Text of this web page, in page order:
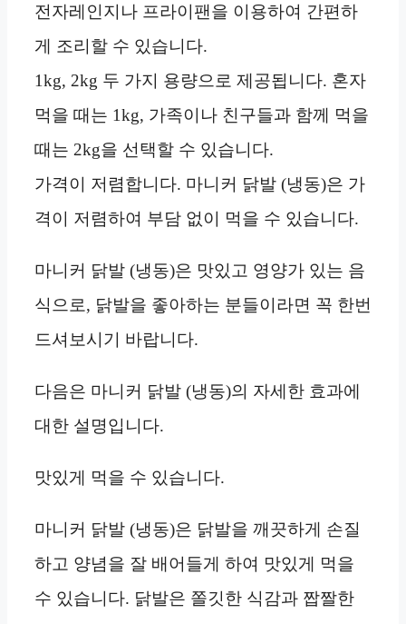
전자레인지나 프라이팬을 이용하여 간편하
게 조리할 수 있습니다.
1kg, 2kg 두 가지 용량으로 제공됩니다. 혼자
먹을 때는 1kg, 가족이나 친구들과 함께 먹을
때는 2kg을 선택할 수 있습니다.
가격이 저렴합니다. 마니커 닭발 (냉동)은 가
격이 저렴하여 부담 없이 먹을 수 있습니다.
마니커 닭발 (냉동)은 맛있고 영양가 있는 음
식으로, 닭발을 좋아하는 분들이라면 꼭 한번
드셔보시기 바랍니다.
다음은 마니커 닭발 (냉동)의 자세한 효과에
대한 설명입니다.
맛있게 먹을 수 있습니다.
마니커 닭발 (냉동)은 닭발을 깨끗하게 손질
하고 양념을 잘 배어들게 하여 맛있게 먹을
수 있습니다. 닭발은 쫄깃한 식감과 짭짤한